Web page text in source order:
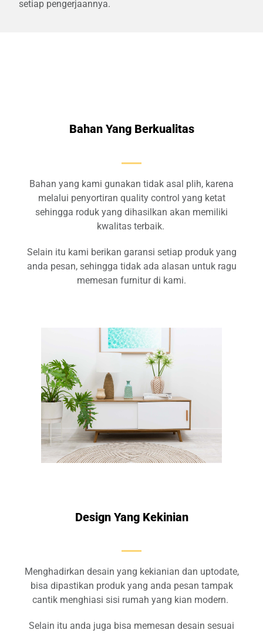
setiap pengerjaannya.
Bahan Yang Berkualitas
Bahan yang kami gunakan tidak asal plih, karena
melalui penyortiran quality control yang ketat
sehingga roduk yang dihasilkan akan memiliki
kwalitas terbaik.
Selain itu kami berikan garansi setiap produk yang
anda pesan, sehingga tidak ada alasan untuk ragu
memesan furnitur di kami.
Design Yang Kekinian
Menghadirkan desain yang kekianian dan uptodate,
bisa dipastikan produk yang anda pesan tampak
cantik menghiasi sisi rumah yang kian modern.
Selain itu anda juga bisa memesan desain sesuai